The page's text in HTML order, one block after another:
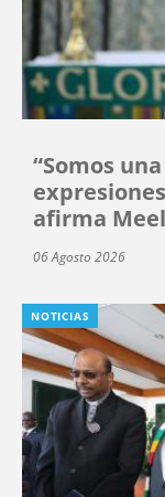
“Somos
afirma
06 Agosto 2026
NOTICIAS